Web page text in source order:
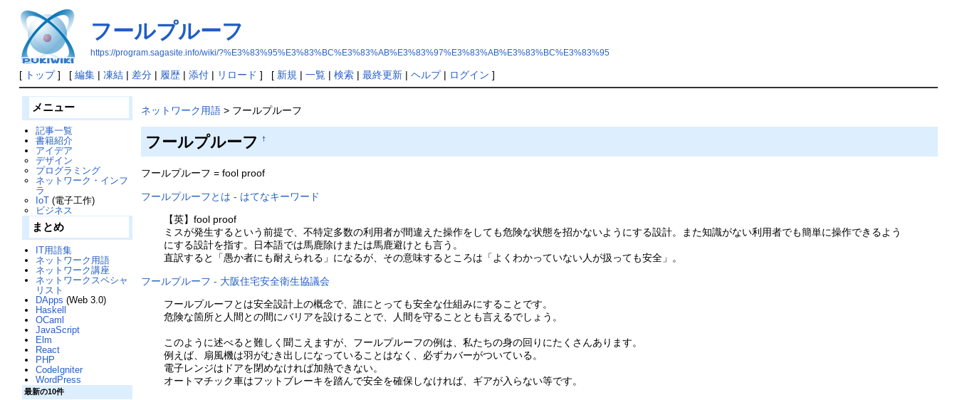
フールプルーフ
https://program.sagasite.info/wiki/?%E3%83%95%E3%83%BC%E3%83%AB%E3%83%97%E3%83%AB%E3%83%BC%E3%83%95
[ トップ] [ 編集| 凍結| 差分| 履歴| 添付| リロード ] [ 新規 | 一覧| 検索| 最終更新| ヘルプ| ログイン ]
ネットワーク用語> フールプルーフ
フールプルーフ †
フールプルーフ = fool proof
フールプルーフとは - はてなキーワード
【英】fool proof
ミスが発生するという前提で、不特定多数の利用者が間違えた操作をしても危険な状態を招かないようにする設計。また知識がない利用者でも簡単に操作できるよう
にする設計を指す。日本語では馬鹿除けまたは馬鹿避けとも言う。
直訳すると「愚か者にも耐えられる」になるが、その意味するところは「よくわかっていない人が扱っても安全」。
フールプルーフ - 大阪住宅安全衛生協議会
フールプルーフとは安全設計上の概念で、誰にとっても安全な仕組みにすることです。
危険な箇所と人間との間にバリアを設けることで、人間を守ることとも言えるでしょう。
このように述べると難しく聞こえますが、フールプルーフの例は、私たちの身の回りにたくさんあります。
例えば、扇風機は羽がむき出しになっていることはなく、必ずカバーがついている。
電子レンジはドアを閉めなければ加熱できない。
オートマチック車はフットブレーキを踏んで安全を確保しなければ、ギアが入らない等です。
メニュー
記事一覧
書籍紹介
アイデア
デザイン
プログラミング
ネットワーク・インフ
ラ
IoT (電子工作)
ビジネス
まとめ
IT用語集
ネットワーク用語
ネットワーク講座
ネットワークスペシャ
リスト
DApps (Web 3.0)
Haskell
OCaml
JavaScript
Elm
React
PHP
CodeIgniter
WordPress
最新の10件